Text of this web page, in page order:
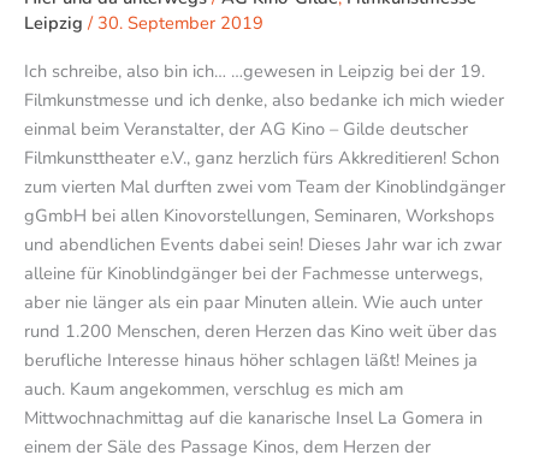
Leipzig / 30. September 2019
Ich schreibe, also bin ich… …gewesen in Leipzig bei der 19.
Filmkunstmesse und ich denke, also bedanke ich mich wieder
einmal beim Veranstalter, der AG Kino – Gilde deutscher
Filmkunsttheater e.V., ganz herzlich fürs Akkreditieren! Schon
zum vierten Mal durften zwei vom Team der Kinoblindgänger
gGmbH bei allen Kinovorstellungen, Seminaren, Workshops
und abendlichen Events dabei sein! Dieses Jahr war ich zwar
alleine für Kinoblindgänger bei der Fachmesse unterwegs,
aber nie länger als ein paar Minuten allein. Wie auch unter
rund 1.200 Menschen, deren Herzen das Kino weit über das
berufliche Interesse hinaus höher schlagen läßt! Meines ja
auch. Kaum angekommen, verschlug es mich am
Mittwochnachmittag auf die kanarische Insel La Gomera in
einem der Säle des Passage Kinos, dem Herzen der